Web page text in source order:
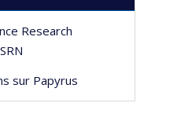
Research
sur Papyrus